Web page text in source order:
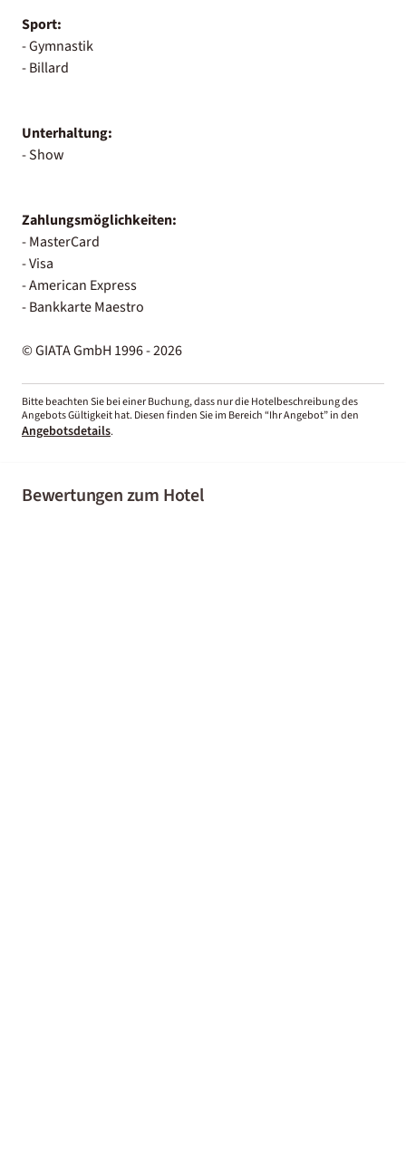
Sport:
- Gymnastik
- Billard
Unterhaltung:
- Show
Zahlungsmöglichkeiten:
- MasterCard
- Visa
- American Express
- Bankkarte Maestro
© GIATA GmbH 1996 - 2026
Bitte beachten Sie bei einer Buchung, dass nur die Hotelbeschreibung des
Angebots Gültigkeit hat. Diesen finden Sie im Bereich “Ihr Angebot” in den
Angebotsdetails.
Bewertungen zum Hotel